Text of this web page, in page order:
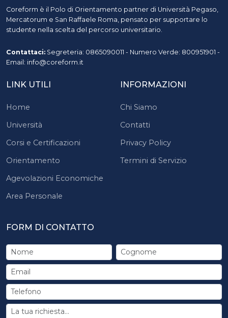
Coreform è il Polo di Orientamento partner di Università Pegaso,
Mercatorum e San Raffaele Roma, pensato per supportare lo
studente nella scelta del percorso universitario.
Contattaci: Segreteria: 0865090011 - Numero Verde: 800951901 -
Email: info@coreform.it
LINK UTILI
Home
Università
Corsi e Certificazioni
Orientamento
Agevolazioni Economiche
Area Personale
INFORMAZIONI
Chi Siamo
Contatti
Privacy Policy
Termini di Servizio
FORM DI CONTATTO